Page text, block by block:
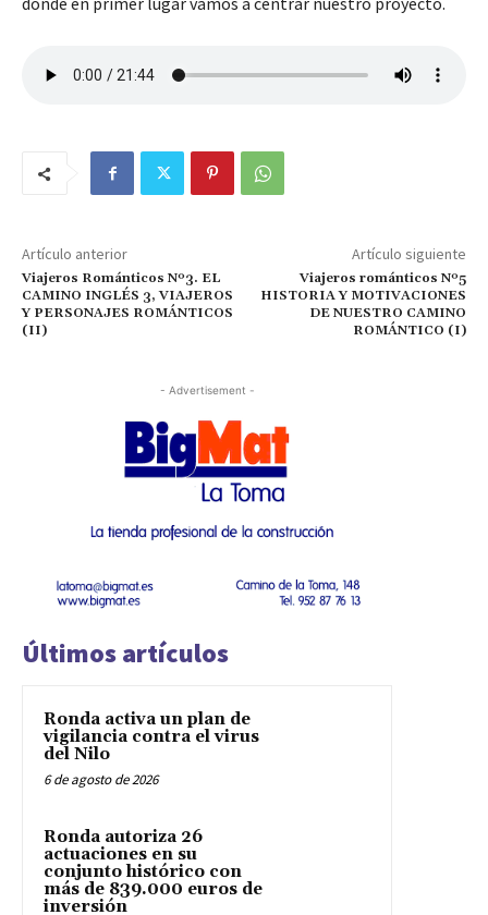
Artículo anterior
Viajeros Románticos Nº3. EL
CAMINO INGLÉS 3, VIAJEROS
Y PERSONAJES ROMÁNTICOS
(II)
Artículo siguiente
Viajeros románticos Nº5
HISTORIA Y MOTIVACIONES
DE NUESTRO CAMINO
ROMÁNTICO (I)
- Advertisement -
Últimos artículos
Ronda activa un plan de
vigilancia contra el virus
del Nilo
6 de agosto de 2026
Ronda autoriza 26
actuaciones en su
conjunto histórico con
más de 839.000 euros de
inversión